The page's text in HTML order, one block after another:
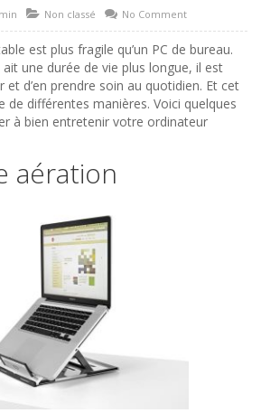
Non classé No Comment
est plus fragile qu’un PC de bureau.
une durée de vie plus longue, il est
et d’en prendre soin au quotidien. Et cet
de différentes manières. Voici quelques
à bien entretenir votre ordinateur
aération